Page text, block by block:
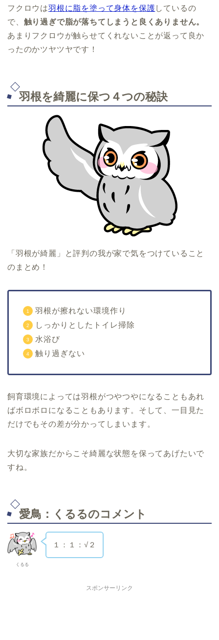
フクロウは羽根に脂を塗って身体を保護しているの
で、 触り過ぎで脂が落ちてしまうと良くありません。
あまりフクロウが触らせてくれないことが返って良か
ったのかツヤツヤです！
羽根を綺麗に保つ４つの秘訣
「羽根が綺麗」と評判の我が家で気をつけていること
のまとめ！
羽根が擦れない環境作り
しっかりとしたトイレ掃除
水浴び
触り過ぎない
飼育環境によっては羽根がつやつやになることもあれ
ばボロボロになることもあります。そして、一目見た
だけでもその差が分かってしまいます。
大切な家族だからこそ綺麗な状態を保ってあげたいで
すね。
愛鳥：くるるのコメント
くるる
１：１：√２
スポンサーリンク